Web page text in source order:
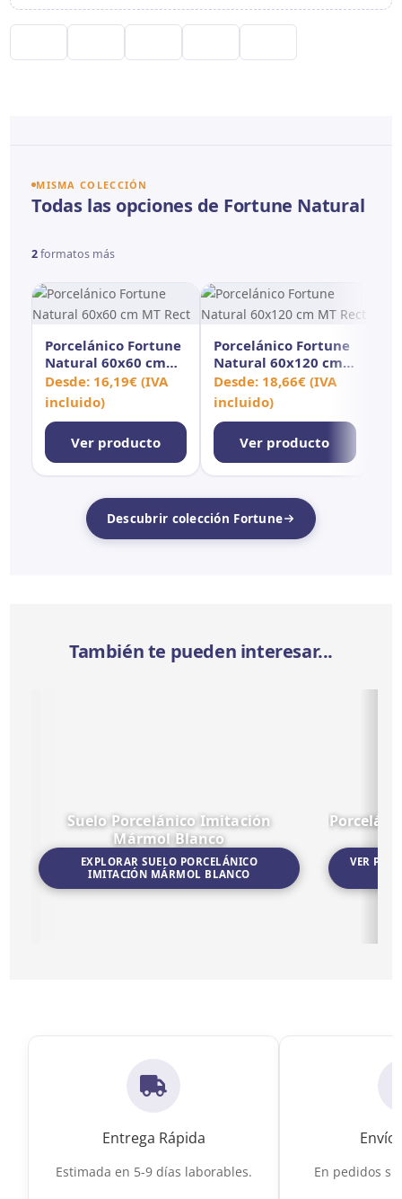
MISMA COLECCIÓN
Todas las opciones de Fortune Natural
2formatos más
Porcelánico Fortune
Natural 60x60 cm
MT Rect
Desde: 16,19€ (IVA
incluido)
Ver producto
Porcelánico Fortune
Natural 60x120 cm
MT Rect
Desde: 18,66€ (IVA
incluido)
Ver producto
Descubrir colección Fortune
También te pueden interesar...
Suelo Porcelánico Imitación
Mármol Blanco
EXPLORAR SUELO PORCELÁNICO
IMITACIÓN MÁRMOL BLANCO
VER
Entrega Rápida
Estimada en 5-9 días laborables. En pedidos